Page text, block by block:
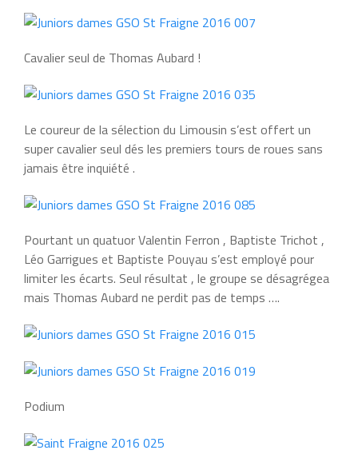
Cavalier seul de Thomas Aubard !
Le coureur de la sélection du Limousin s’est offert un
super cavalier seul dés les premiers tours de roues sans
jamais être inquiété .
Pourtant un quatuor Valentin Ferron , Baptiste Trichot ,
Léo Garrigues et Baptiste Pouyau s’est employé pour
limiter les écarts. Seul résultat , le groupe se désagrégea
mais Thomas Aubard ne perdit pas de temps ….
Podium